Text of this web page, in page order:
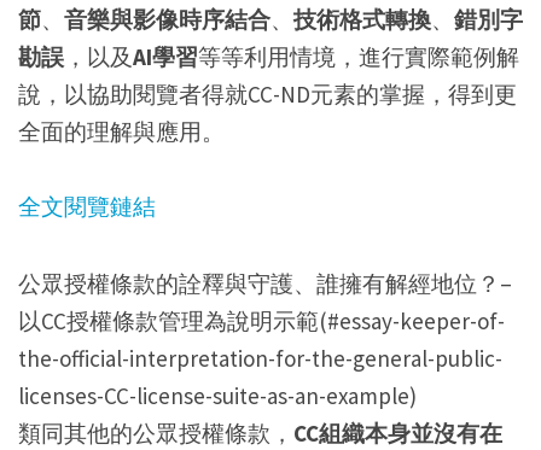
節、 音樂與影像時序結合、技術格式轉換、 錯別字
勘誤 ，以及AI學習等等利用情境，進行實際範例解
說，以協助閱覽者得就CC-ND元素的掌握，得到更
全面的理解與應用。
全文閱覽鏈結
公眾授權條款的詮釋與守護、誰擁有解經地位？–
以CC授權條款管理為說明示範(#essay-keeper-of-
the-official-interpretation-for-the-general-public-
licenses-CC-license-suite-as-an-example)
類同其他的公眾授權條款， CC組織本身並沒有在